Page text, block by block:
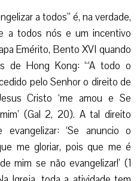
a todos” é, na verdade,
a todos nós e um incentivo
Emérito, Bento XVI quando
de Hong Kong: “‘A todo o
pelo Senhor o direito de
Cristo ‘me amou e Se
(Gal 2, 20). A tal direito
‘Se anuncio o
me gloriar, pois que me é
mim se não evangelizar!’ (1